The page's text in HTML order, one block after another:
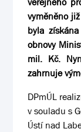
vyměněno
byla
obnovy
mil. Kč.
zahrnuje
DPmÚL
v souladu s
Ústí nad